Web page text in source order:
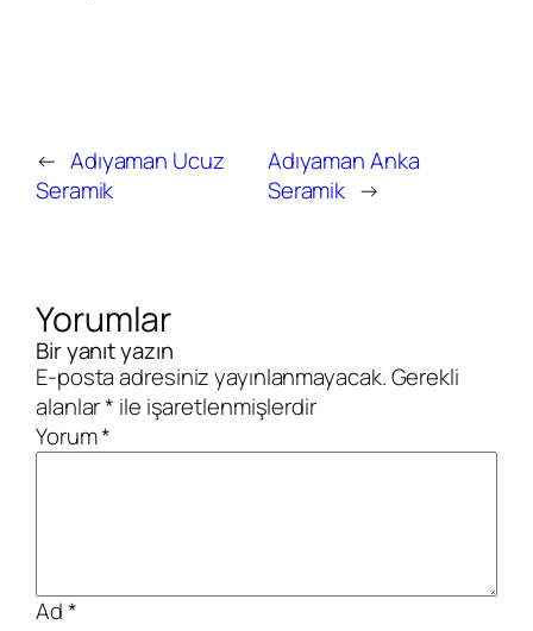
← Adıyaman Ucuz
Seramik
Adıyaman Anka
Seramik →
Yorumlar
Bir yanıt yazın
E-posta adresiniz yayınlanmayacak.Gerekli
alanlar* ile işaretlenmişlerdir
Yorum*
Ad*